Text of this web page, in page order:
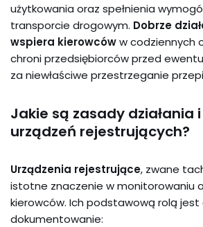
użytkowania oraz spełnienia
transporcie drogowym. Dobrze
wspiera kierowcóww codziennych
chroni przedsiębiorców przed
za niewłaściwe przestrzeganie
Jakie są zasady działania
urządzeń rejestrujących?
Urządzenia rejestrujące, zwane
istotne znaczenie w monitorowaniu
kierowców. Ich podstawową rolą
dokumentowanie: